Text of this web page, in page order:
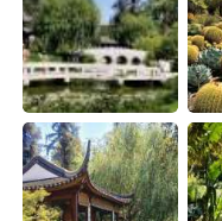
Español
Français
日本語
Русский